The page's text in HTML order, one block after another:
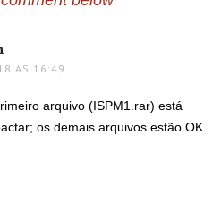
ÀS 16:49
arquivo (ISPM1.rar) está
os demais arquivos estão OK.